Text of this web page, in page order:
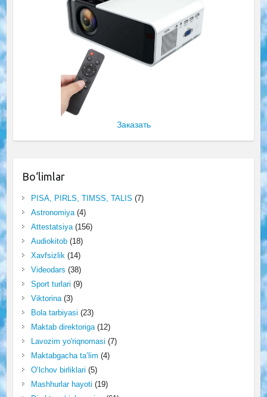
Заказать
Bo‘limlar
PISA, PIRLS, TIMSS, TALIS (7)
Astronomiya(4)
Attestatsiya(156)
Audiokitob(18)
Xavfsizlik(14)
Videodars (38)
Sport turlari (9)
Viktorina(3)
Bola tarbiyasi (23)
Maktab direktoriga(12)
Lavozim yo'riqnomasi (7)
Maktabgacha ta’lim (4)
O‘lchov birliklari (5)
Mashhurlar hayoti (19)